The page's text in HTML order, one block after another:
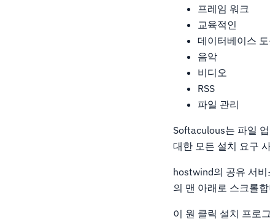
프레임 워크
교육적인
데이터베이스
음악
비디오
RSS
파일 관리
Softaculous는 파일
대한 모든 설치 요구
hostwind의 공유 서
의 맨 아래로 스크롤
이 원 클릭 설치 프로